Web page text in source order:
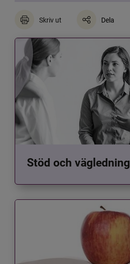
Skriv ut Dela
Stöd och vägledning